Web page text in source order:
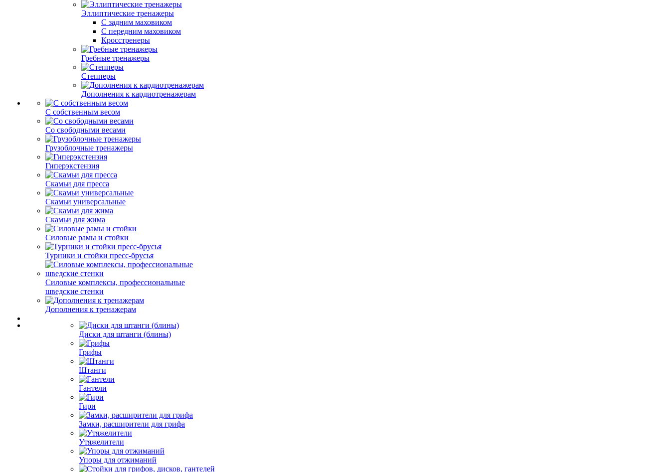
Эллиптические тренажеры
С задним маховиком
С передним маховиком
Кросстренеры
Гребные тренажеры
Степперы
Дополнения к кардиотренажерам
С собственным весом
Со свободными весами
Грузоблочные тренажеры
Гиперэкстензия
Скамьи для пресса
Скамьи универсальные
Скамьи для жима
Силовые рамы и стойки
Турники и стойки пресс-брусья
Силовые комплексы, профессиональные
шведские стенки
Дополнения к тренажерам
Диски для штанги (блины)
Грифы
Штанги
Гантели
Гири
Замки, расширители для грифа
Утяжелители
Упоры для отжиманий